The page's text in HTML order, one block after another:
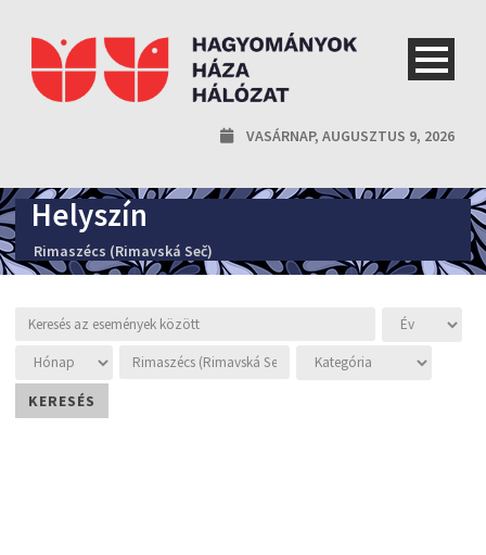
VASÁRNAP, AUGUSZTUS 9, 2026
Helyszín
Rimaszécs (Rimavská Seč)